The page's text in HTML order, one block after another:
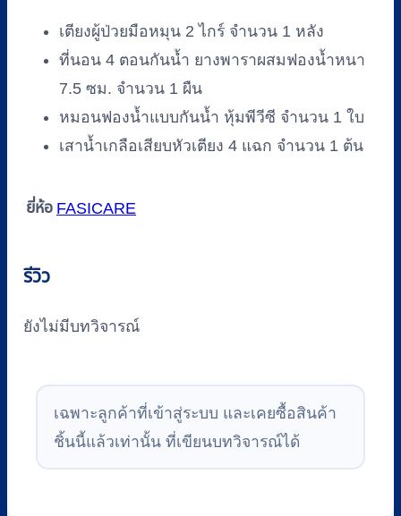
เตียงผู้ป่วยมือหมุน 2 ไกร์ จำนวน 1 หลัง
ที่นอน 4 ตอนกันน้ำ ยางพาราผสมฟองน้ำหนา
7.5 ซม. จำนวน 1 ผืน
หมอนฟองน้ำแบบกันน้ำ หุ้มพีวีซี จำนวน 1 ใบ
เสาน้ำเกลือเสียบหัวเตียง 4 แฉก จำนวน 1 ต้น
ยี่ห้อ FASICARE
รีวิว
ยังไม่มีบทวิจารณ์
เฉพาะลูกค้าที่เข้าสู่ระบบ และเคยซื้อสินค้า
ชิ้นนี้แล้วเท่านั้น ที่เขียนบทวิจารณ์ได้